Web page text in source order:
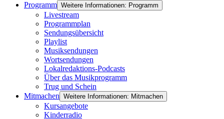
Programm Weitere Informationen: Programm
Livestream
Programmplan
Sendungsübersicht
Playlist
Musiksendungen
Wortsendungen
Lokalredaktions-Podcasts
Über das Musikprogramm
Trug und Schein
Mitmachen Weitere Informationen: Mitmachen
Kursangebote
Kinderradio